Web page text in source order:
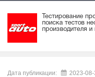
Тестирование
поиска тестов
производителя
Дата публикации: 2023-08-